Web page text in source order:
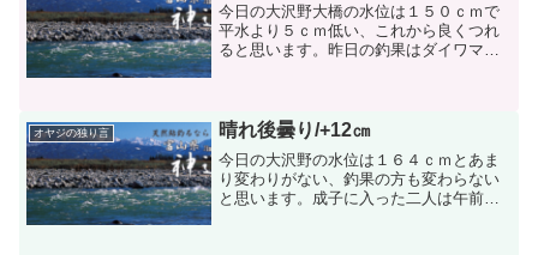
今日の大沢野大橋の水位は１５０ｃｍで
平水より５ｃｍ低い、これから良くつれ
ると思います。昨日の釣果はダイワマス
まりでしたがアユの型が良...
オヤジの独り言 晴れ後曇り/+12㎝
今日の大沢野の水位は１６４ｃｍとあま
り変わりがない、釣果の方も変わらない
と思います。成子に入った二人は午前中